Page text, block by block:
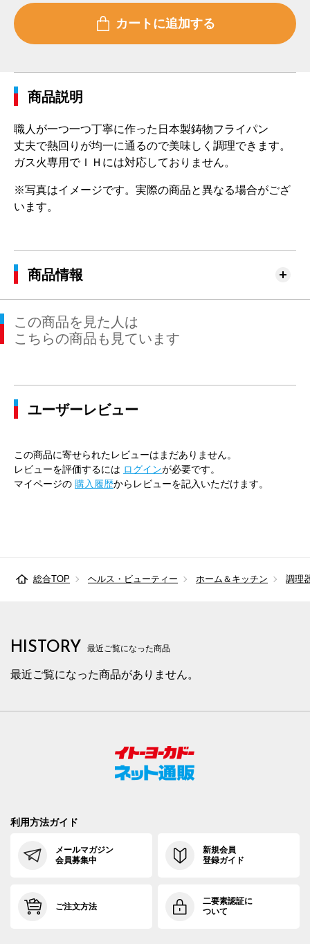
商品説明
職人が一つ一つ丁寧に作った日本製鋳物フライパン
丈夫で熱回りが均一に通るので美味しく調理できます。
ガス火専用でＩＨには対応しておりません。
※写真はイメージです。実際の商品と異なる場合がござ
います。
商品情報
この商品を見た人は
こちらの商品も見ています
ユーザーレビュー
この商品に寄せられたレビューはまだありません。
レビューを評価するには ログインが必要です。
マイページの 購入履歴からレビューを記入いただけます。
総合TOP ヘルス・ビューティー ホーム＆キッチン 調理
HISTORY 最近ご覧になった商品
最近ご覧になった商品がありません。
利用方法ガイド
メールマガジン
会員募集中
新規会員
登録ガイド
ご注文方法
二要素認証に
ついて